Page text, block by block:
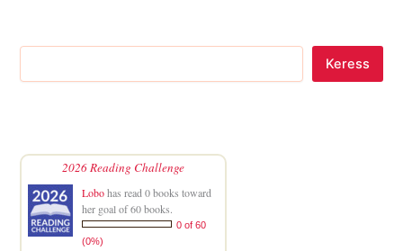
Keress
2026 Reading Challenge
Lobohas read 0 books toward
her goal of 60 books.
0 of 60
(0%)